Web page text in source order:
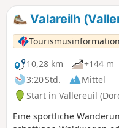
beiden Dörfern ist
Tour abzukürzen.
Valareilh
Tourismusinformation
10,28 km
+144 m
3:20 Std.
Mittel
Start in Vallereuil
Eine sportliche